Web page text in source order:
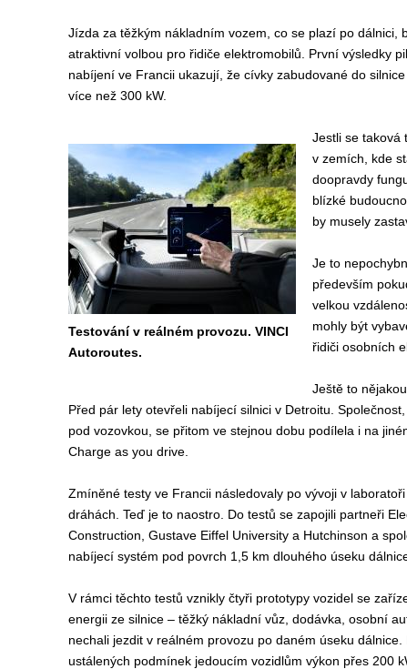
Jízda za těžkým nákladním vozem, co se plazí po dálnici,
atraktivní volbou pro řidiče elektromobilů. První výsledky
nabíjení ve Francii ukazují, že cívky zabudované do
více než 300 kW.
Testování v reálném provozu. VINCI
Autoroutes.
Jestli se taková
v zemích, kde
doopravdy
blízké
by musely
Je to
především
velkou
mohly být
řidiči osobních
Ještě to
Před pár lety otevřeli nabíjecí silnici v Detroitu.
pod vozovkou, se přitom ve stejnou dobu podílela i na
Charge as you drive.
Zmíněné testy ve Francii následovaly po vývoji v
dráhách. Teď je to naostro. Do testů se zapojili partneři
Construction, Gustave Eiffel University a Hutchinson a
nabíjecí systém pod povrch 1,5 km dlouhého úseku
V rámci těchto testů vznikly čtyři prototypy vozidel se
energii ze silnice – těžký nákladní vůz, dodávka, osobní
nechali jezdit v reálném provozu po daném úseku
ustálených podmínek jedoucím vozidlům výkon přes 200